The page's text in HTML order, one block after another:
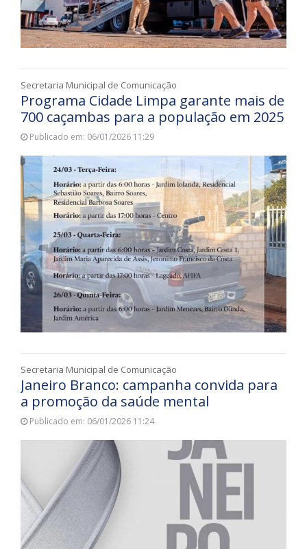
Secretaria Municipal de Comunicação
Programa Cidade Limpa garante mais de
700 caçambas para a população em 2025
Publicado em: 06/01/2026 11:29
Secretaria Municipal de Comunicação
Janeiro Branco: campanha convida para
a promoção da saúde mental
Publicado em: 06/01/2026 11:24